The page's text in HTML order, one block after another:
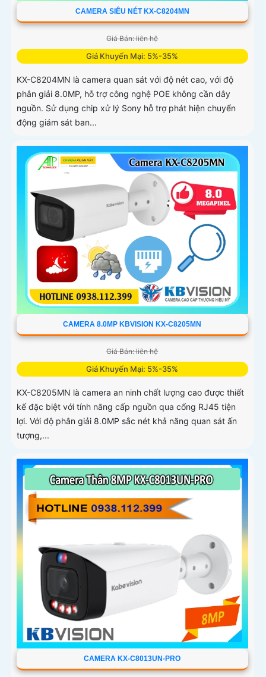
CAMERA SIÊU NÉT KX-C8204MN
Giá Bán: liên hệ
Giá Khuyến Mại: 5%-35%
KX-C8204MN là camera quan sát với độ nét cao, với độ
phân giải 8.0MP, hỗ trợ công nghệ POE không cần dây
nguồn. Sử dụng chip xử lý Sony hỗ trợ phát hiện chuyển
động giám sát ban...
CAMERA 8.0MP KBVISION KX-C8205MN
Giá Bán: liên hệ
Giá Khuyến Mại: 5%-35%
KX-C8205MN là camera an ninh chất lượng cao được thiết
kế đặc biệt với tính năng cấp nguồn qua cổng RJ45 tiện
lợi. Với độ phân giải 8.0MP sắc nét khả năng quan sát ấn
tượng,...
CAMERA KX-C8013UN-PRO